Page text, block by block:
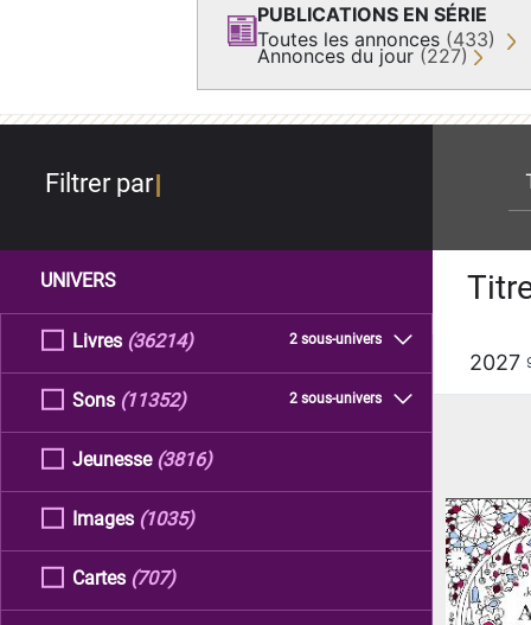
PUBLICATIONS EN SÉRIE
Toutes les annonces (433)
Annonces du jour (227)
Filtrer par
UNIVERS
Livres 2 sous-univers
(36214)
Sons 2 sous-univers
(11352)
Jeunesse (3816)
Images (1035)
Cartes (707)
2027